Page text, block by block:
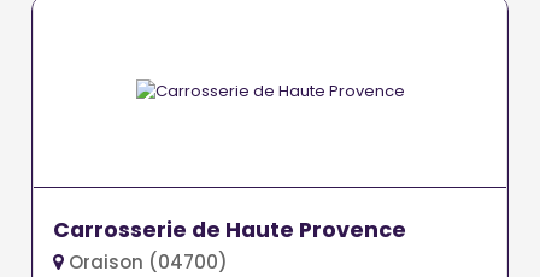
Carrosserie de Haute Provence
Oraison (04700)